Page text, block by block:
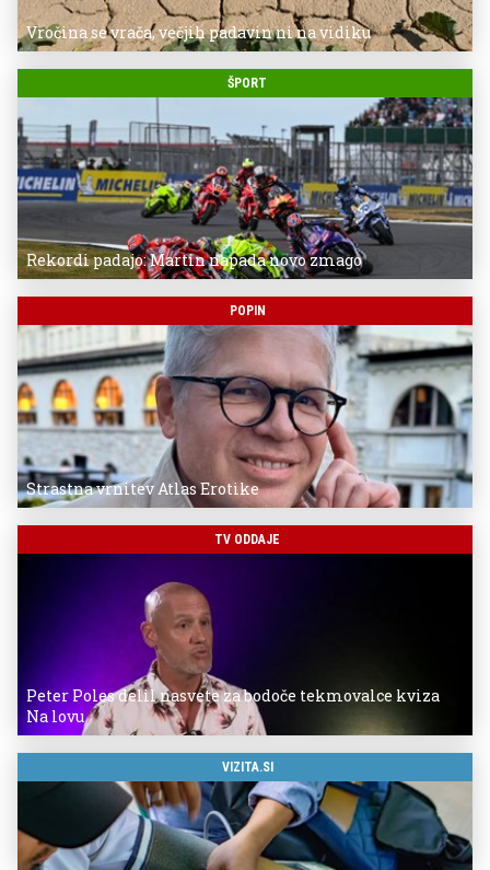
Vročina se vrača, večjih padavin ni na vidiku
ŠPORT
Rekordi padajo: Martin napada novo zmago
POPIN
Strastna vrnitev Atlas Erotike
TV ODDAJE
Peter Poles delil nasvete za bodoče tekmovalce kviza
Na lovu
VIZITA.SI